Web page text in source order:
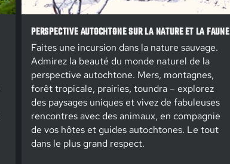
PERSPECTIVE AUTOCHTONE SUR LA NATURE ET LA FAUNE
Faites une incursion dans la nature sauvage.
Admirez la beauté du monde naturel de la
perspective autochtone. Mers, montagnes,
forêt tropicale, prairies, toundra – explorez
des paysages uniques et vivez de fabuleuses
rencontres avec des animaux, en compagnie
de vos hôtes et guides autochtones. Le tout
dans le plus grand respect.